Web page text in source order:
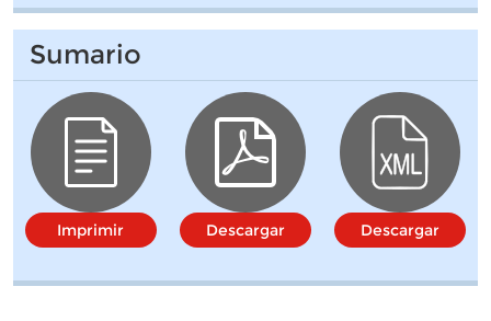
Sumario
Imprimir Descargar Descargar